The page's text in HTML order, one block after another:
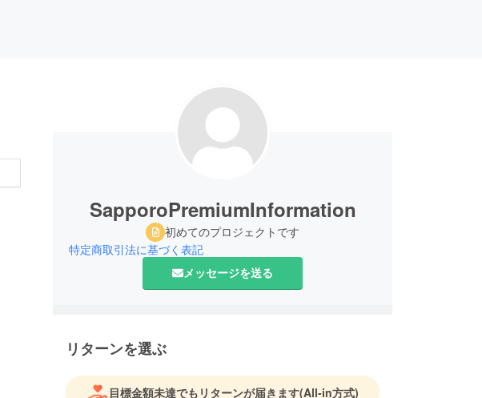
SapporoPremiumInformation
初めてのプロジェクトです
特定商取引法に基づく表記
メッセージを送る
リターンを選ぶ
目標金額未達でもリターンが届きます(All-in方式)